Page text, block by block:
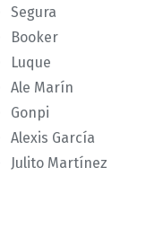
Segura
Booker
Luque
Ale Marín
Gonpi
Alexis García
Julito Martínez